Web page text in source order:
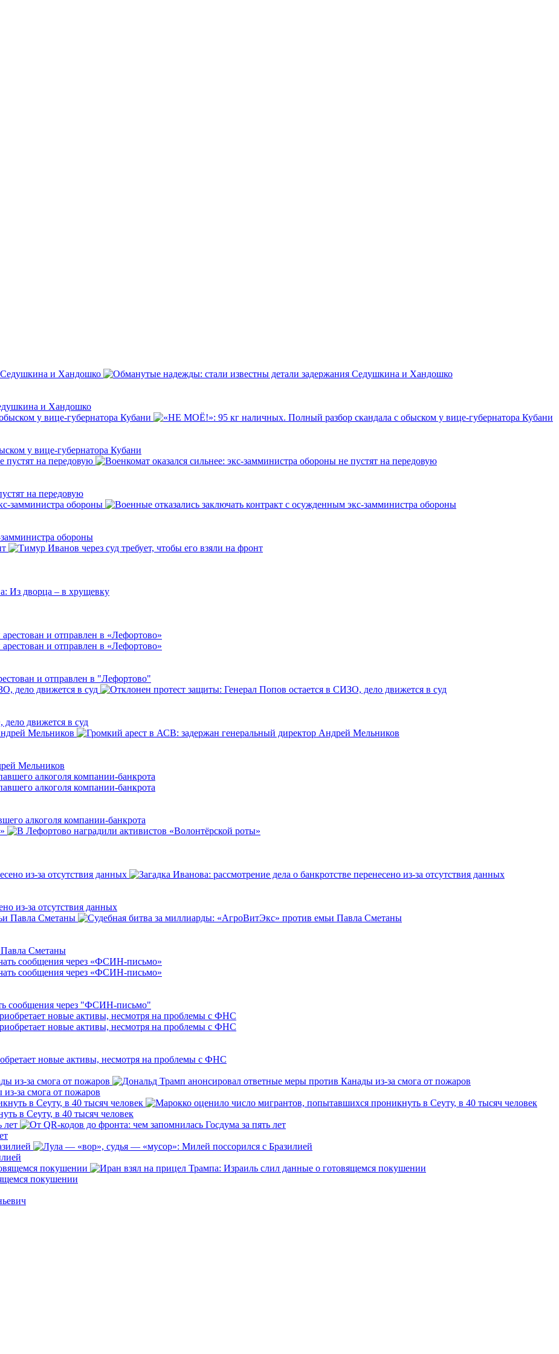
и Хандошко
у вице-губернатора Кубани
на передовую
обороны
и отправлен в "Лефортово"
движется в суд
Мельников
алкоголя компании-банкрота
из-за отсутствия данных
Павла Сметаны
сообщения через "ФСИН-письмо"
новые активы, несмотря на проблемы с ФНС
за смога от пожаров
в Сеуту, в 40 тысяч человек
покушении